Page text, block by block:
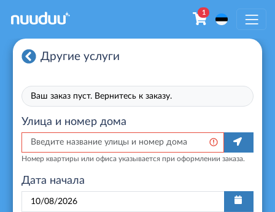
1
Другие услуги
Ваш заказ пуст. Вернитесь к заказу.
Улица и номер дома
Номер квартиры или офиса указывается при оформлении заказа.
Дата начала